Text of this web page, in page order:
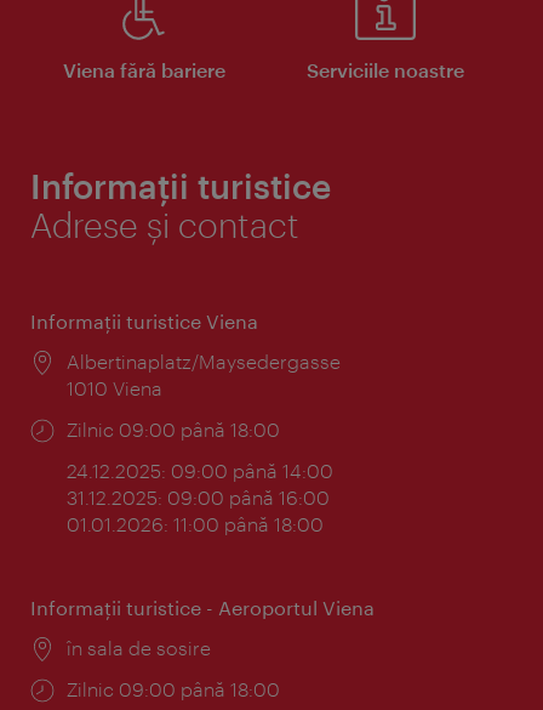
Viena fără bariere Serviciile noastre
Informații turistice
Adrese și contact
Informaţii turistice Viena
Locul:
Albertinaplatz/Maysedergasse
1010 Viena
Program:
Zilnic 09:00 până 18:00
24.12.2025: 09:00 până 14:00
31.12.2025: 09:00 până 16:00
01.01.2026: 11:00 până 18:00
Informaţii turistice - Aeroportul Viena
Locul:
în sala de sosire
Program:
Zilnic 09:00 până 18:00